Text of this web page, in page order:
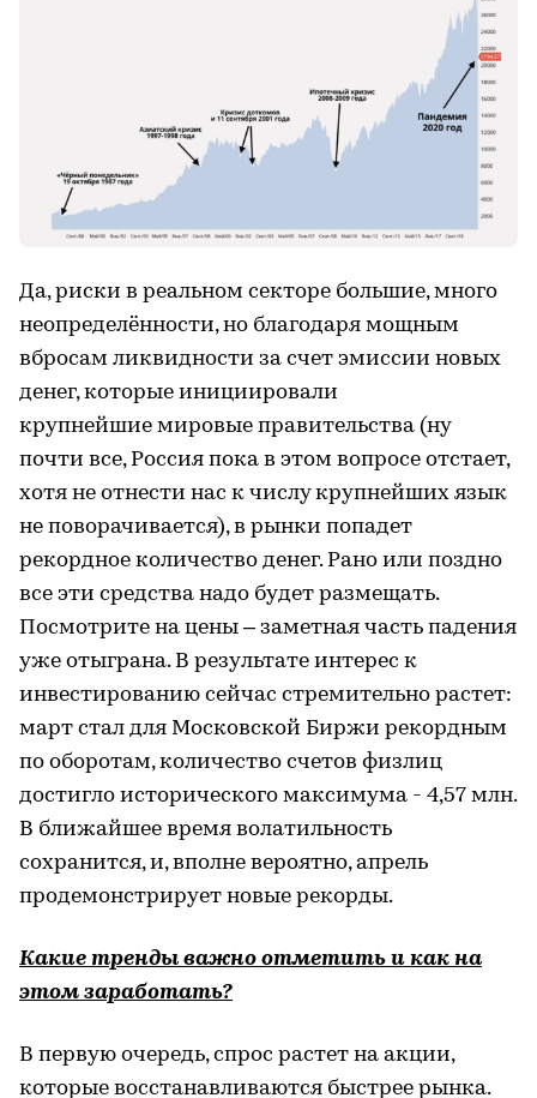
Да, риски в реальном секторе большие, много
неопределённости, но благодаря мощным
вбросам ликвидности за счет эмиссии новых
денег, которые инициировали
крупнейшие мировые правительства (ну
почти все, Россия пока в этом вопросе отстает,
хотя не отнести нас к числу крупнейших язык
не поворачивается), в рынки попадет
рекордное количество денег. Рано или поздно
все эти средства надо будет размещать.
Посмотрите на цены – заметная часть падения
уже отыграна. В результате интерес к
инвестированию сейчас стремительно растет:
март стал для Московской Биржи рекордным
по оборотам, количество счетов физлиц
достигло исторического максимума - 4,57 млн.
В ближайшее время волатильность
сохранится, и, вполне вероятно, апрель
продемонстрирует новые рекорды.
Какие тренды важно отметить и как на
этом заработать?
В первую очередь, спрос растет на акции,
которые восстанавливаются быстрее рынка.